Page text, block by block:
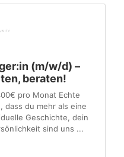
(m/w/d) –
beraten!
pro Monat Echte
dass du mehr als eine
Geschichte, dein
sind uns ...